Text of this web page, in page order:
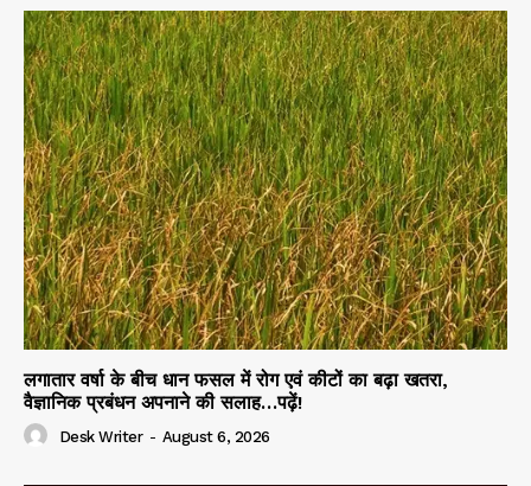
लगातार वर्षा के बीच धान फसल में रोग एवं कीटों का बढ़ा खतरा,
वैज्ञानिक प्रबंधन अपनाने की सलाह…पढ़ें!
Desk Writer - August 6, 2026